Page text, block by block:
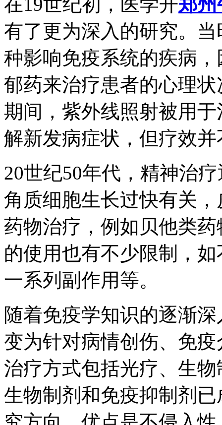
有了更为深入的研究。
种影响免疫系统的疾病
郁药来治疗患者的心理
期间，紫外线照射被用
解新发病症状，但疗效
20世纪50年代，精神治
角质细胞生长过快有关
药物治疗，例如贝他类
的使用也有不少限制，
一系列副作用等。
随着免疫学知识的逐渐
变为针对病情创伤、免
治疗方式包括光疗、生
生物制剂和免疫抑制剂